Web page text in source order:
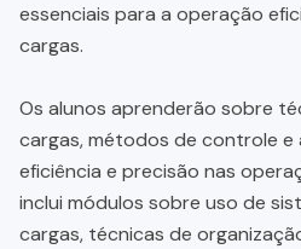
essenciais para a operação
cargas.
Os alunos aprenderão sobre
cargas, métodos de controle e
eficiência e precisão nas
inclui módulos sobre uso de
cargas, técnicas de